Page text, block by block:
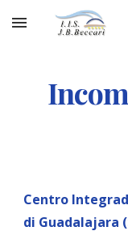
Skip to main content
Centro
di Guadalajara